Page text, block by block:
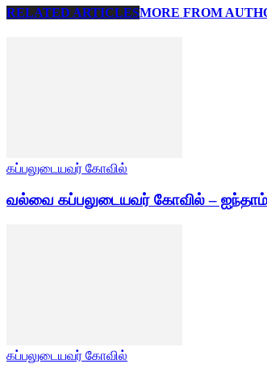
RELATED ARTICLESMORE FROM
கப்பலுடையவர் கோவில்
வல்வை கப்பலுடையவர் கோவில் – ஐந்தாம்
கப்பலுடையவர் கோவில்